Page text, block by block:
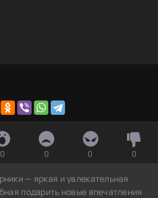
0 0 0 0
— яркая и увлекательная
подарить новые впечатления